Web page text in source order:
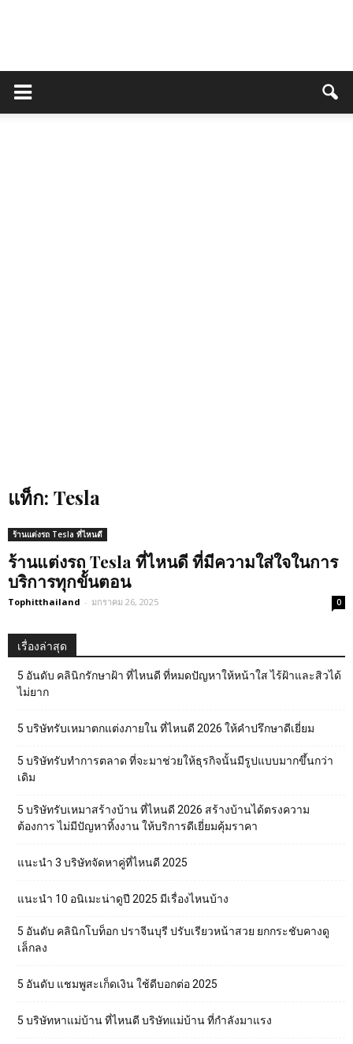
แท็ก: Tesla
ร้านแต่งรถ Tesla ที่ไหนดี
ร้านแต่งรถ Tesla ที่ไหนดี ที่มีความใส่ใจในการ
บริการทุกขั้นตอน
Tophitthailand - มกราคม 26, 2025 0
เรื่องล่าสุด
5 อันดับ คลินิกรักษาฝ้า ที่ไหนดี ที่หมดปัญหาให้หน้าใส ไร้ฝ้าและสิวได้
ไม่ยาก
5 บริษัทรับเหมาตกแต่งภายใน ที่ไหนดี 2026 ให้คำปรึกษาดีเยี่ยม
5 บริษัทรับทำการตลาด ที่จะมาช่วยให้ธุรกิจนั้นมีรูปแบบมากขึ้นกว่า
เดิม
5 บริษัทรับเหมาสร้างบ้าน ที่ไหนดี 2026 สร้างบ้านได้ตรงความ
ต้องการ ไม่มีปัญหาทิ้งงาน ให้บริการดีเยี่ยมคุ้มราคา
แนะนำ 3 บริษัทจัดหาคู่ที่ไหนดี 2025
แนะนำ 10 อนิเมะน่าดูปี 2025 มีเรื่องไหนบ้าง
5 อันดับ คลินิกโบท็อก ปราจีนบุรี ปรับเรียวหน้าสวย ยกกระชับคางดู
เล็กลง
5 อันดับ แชมพูสะเก็ดเงิน ใช้ดีบอกต่อ 2025
5 บริษัทหาแม่บ้าน ที่ไหนดี บริษัทแม่บ้าน ที่กำลังมาแรง